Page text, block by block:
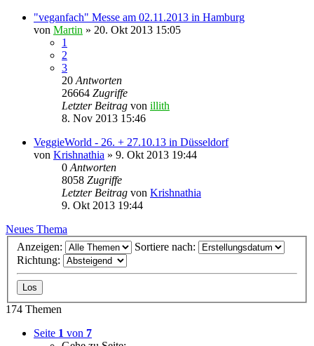
"veganfach" Messe am 02.11.2013 in Hamburg
von Martin » 20. Okt 2013 15:05
1
2
3
20 Antworten
26664 Zugriffe
Letzter Beitrag von illith
8. Nov 2013 15:46
VeggieWorld - 26. + 27.10.13 in Düsseldorf
von Krishnathia » 9. Okt 2013 19:44
0 Antworten
8058 Zugriffe
Letzter Beitrag von Krishnathia
9. Okt 2013 19:44
Neues Thema
Anzeigen:
Sortiere nach:
Richtung:
174 Themen
Seite 1 von 7